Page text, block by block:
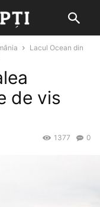
Lacul Ocean din
de vis
0
1377